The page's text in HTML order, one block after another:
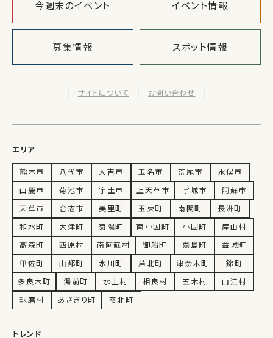
今週末のイベント イベント情報
募集情報 スポット情報
サイトについて お問い合わせ
エリア
熊本市 八代市 人吉市 玉名市 荒尾市
水俣市
山鹿市
菊池市 宇土市 上天草市 宇城市
阿蘇市
天草市
合志市 美里町 玉東町 南関町
長洲町
和水町
大津町 菊陽町 南小国町 小国町
産山村
高森町
西原村 南阿蘇村 御船町 嘉島町
益城町
甲佐町
山都町 氷川町 芦北町 津奈木町
錦町
多良木町
湯前町 水上村 相良村 五木村
山江村
球磨村
あさぎり町 苓北町
トレンド